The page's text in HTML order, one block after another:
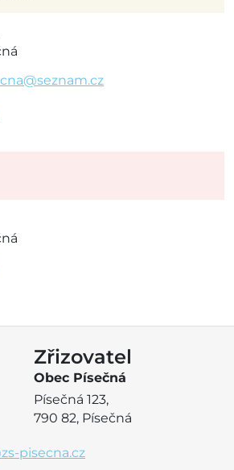
Zřizovatel
Obec Písečná
Písečná 123,
790 82, Písečná
pisecna.cz